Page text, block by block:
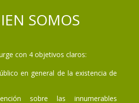
SOMOS
con 4 objetivos claros:
en general de la existencia de
sobre las innumerables